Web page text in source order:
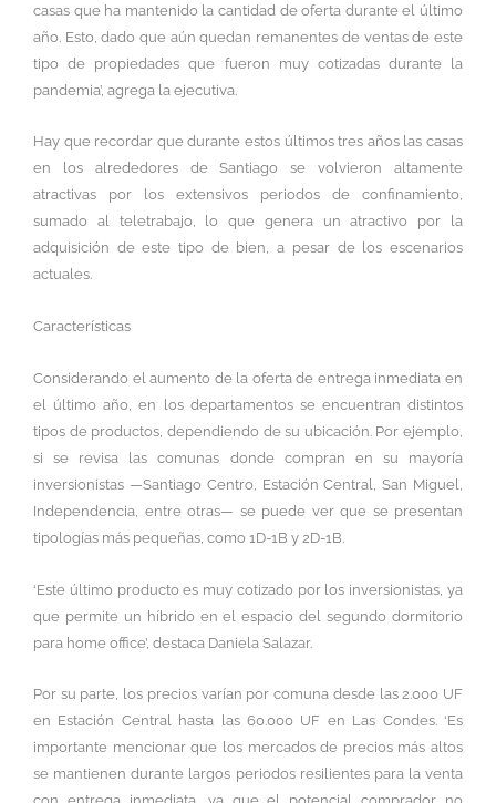
casas que ha mantenido la cantidad de oferta durante el último
año. Esto, dado que aún quedan remanentes de ventas de este
tipo de propiedades que fueron muy cotizadas durante la
pandemia’, agrega la ejecutiva.
Hay que recordar que durante estos últimos tres años las casas
en los alrededores de Santiago se volvieron altamente
atractivas por los extensivos periodos de confinamiento,
sumado al teletrabajo, lo que genera un atractivo por la
adquisición de este tipo de bien, a pesar de los escenarios
actuales.
Características
Considerando el aumento de la oferta de entrega inmediata en
el último año, en los departamentos se encuentran distintos
tipos de productos, dependiendo de su ubicación. Por ejemplo,
si se revisa las comunas donde compran en su mayoría
inversionistas —Santiago Centro, Estación Central, San Miguel,
Independencia, entre otras— se puede ver que se presentan
tipologías más pequeñas, como 1D-1B y 2D-1B.
‘Este último producto es muy cotizado por los inversionistas, ya
que permite un híbrido en el espacio del segundo dormitorio
para home office’, destaca Daniela Salazar.
Por su parte, los precios varían por comuna desde las 2.000 UF
en Estación Central hasta las 60.000 UF en Las Condes. ‘Es
importante mencionar que los mercados de precios más altos
se mantienen durante largos periodos resilientes para la venta